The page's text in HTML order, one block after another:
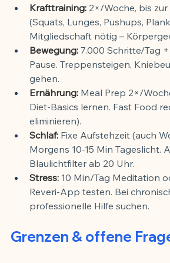
Krafttraining: 2×/Woche, bis
(Squats, Lunges, Pushups,
Mitgliedschaft nötig –
Bewegung: 7.000 Schritte/Tag
Pause. Treppensteigen,
gehen.
Ernährung: Meal Prep 2×/
Diet-Basics lernen. Fast Food
eliminieren).
Schlaf: Fixe Aufstehzeit (auch
Morgens 10-15 Min Tageslicht.
Blaulichtfilter ab 20 Uhr.
Stress: 10 Min/Tag Meditation
Reveri-App testen. Bei
professionelle Hilfe suchen.
Grenzen & offene